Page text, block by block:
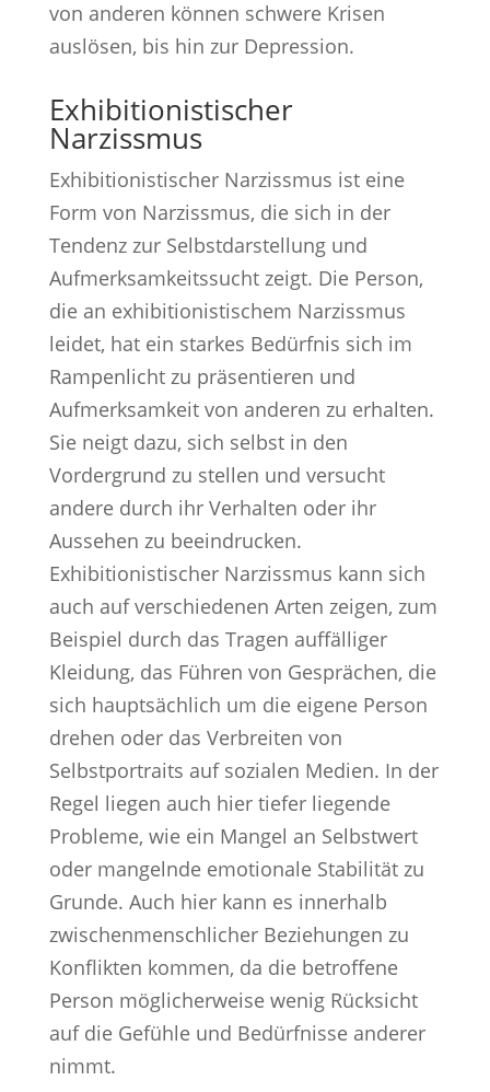
von anderen können schwere Krisen
auslösen, bis hin zur Depression.
Exhibitionistischer
Narzissmus
Exhibitionistischer Narzissmus ist eine
Form von Narzissmus, die sich in der
Tendenz zur Selbstdarstellung und
Aufmerksamkeitssucht zeigt. Die Person,
die an exhibitionistischem Narzissmus
leidet, hat ein starkes Bedürfnis sich im
Rampenlicht zu präsentieren und
Aufmerksamkeit von anderen zu erhalten.
Sie neigt dazu, sich selbst in den
Vordergrund zu stellen und versucht
andere durch ihr Verhalten oder ihr
Aussehen zu beeindrucken.
Exhibitionistischer Narzissmus kann sich
auch auf verschiedenen Arten zeigen, zum
Beispiel durch das Tragen auffälliger
Kleidung, das Führen von Gesprächen, die
sich hauptsächlich um die eigene Person
drehen oder das Verbreiten von
Selbstportraits auf sozialen Medien. In der
Regel liegen auch hier tiefer liegende
Probleme, wie ein Mangel an Selbstwert
oder mangelnde emotionale Stabilität zu
Grunde. Auch hier kann es innerhalb
zwischenmenschlicher Beziehungen zu
Konflikten kommen, da die betroffene
Person möglicherweise wenig Rücksicht
auf die Gefühle und Bedürfnisse anderer
nimmt.